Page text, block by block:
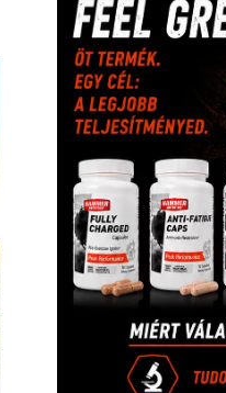
(138)karate(168)
(448) Lewis Hamilton
Mercedes(244)
Világbajnokság
(438)Sportime
Balázs(126)tenisz
Video(247)
(222)
vívás (174)
(416)úszás(361)